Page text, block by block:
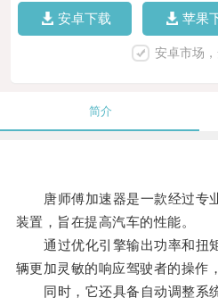
安卓下载 苹果
安卓市场
简介
唐师傅加速器是一款经过专
装置，旨在提高汽车的性能。
通过优化引擎输出功率和扭
辆更加灵敏的响应驾驶者的操作
同时，它还具备自动调整系